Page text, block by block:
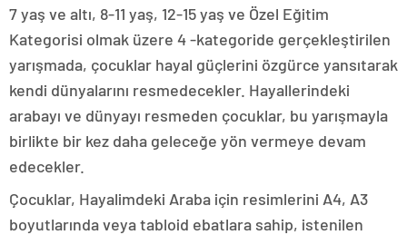
7 yaş ve altı, 8-11 yaş, 12-15 yaş ve Özel Eğitim
Kategorisi olmak üzere 4 -kategoride gerçekleştirilen
yarışmada, çocuklar hayal güçlerini özgürce yansıtarak
kendi dünyalarını resmedecekler. Hayallerindeki
arabayı ve dünyayı resmeden çocuklar, bu yarışmayla
birlikte bir kez daha geleceğe yön vermeye devam
edecekler.
Çocuklar, Hayalimdeki Araba için resimlerini A4, A3
boyutlarında veya tabloid ebatlara sahip, istenilen